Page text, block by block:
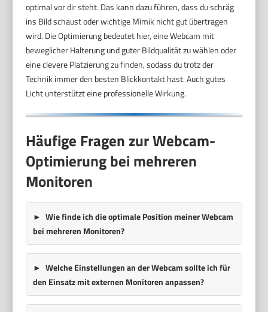
optimal vor dir steht. Das kann dazu führen, dass du schräg
ins Bild schaust oder wichtige Mimik nicht gut übertragen
wird. Die Optimierung bedeutet hier, eine Webcam mit
beweglicher Halterung und guter Bildqualität zu wählen oder
eine clevere Platzierung zu finden, sodass du trotz der
Technik immer den besten Blickkontakt hast. Auch gutes
Licht unterstützt eine professionelle Wirkung.
Häufige Fragen zur Webcam-
Optimierung bei mehreren
Monitoren
Wie finde ich die optimale Position meiner Webcam
bei mehreren Monitoren?
Welche Einstellungen an der Webcam sollte ich für
den Einsatz mit externen Monitoren anpassen?